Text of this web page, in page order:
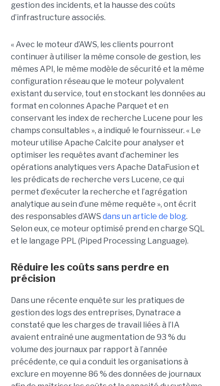
gestion des incidents, et la hausse des coûts
d’infrastructure associés.
« Avec le moteur d’AWS, les clients pourront
continuer à utiliser la même console de gestion, les
mêmes API, le même modèle de sécurité et la même
configuration réseau que le moteur polyvalent
existant du service, tout en stockant les données au
format en colonnes Apache Parquet et en
conservant les index de recherche Lucene pour les
champs consultables », a indiqué le fournisseur. « Le
moteur utilise Apache Calcite pour analyser et
optimiser les requêtes avant d’acheminer les
opérations analytiques vers Apache DataFusion et
les prédicats de recherche vers Lucene, ce qui
permet d’exécuter la recherche et l’agrégation
analytique au sein d’une même requête », ont écrit
des responsables d’AWS dans un article de blog.
Selon eux, ce moteur optimisé prend en charge SQL
et le langage PPL (Piped Processing Language).
Réduire les coûts sans perdre en
précision
Dans une récente enquête sur les pratiques de
gestion des logs des entreprises, Dynatrace a
constaté que les charges de travail liées à l’IA
avaient entraîné une augmentation de 93 % du
volume des journaux par rapport à l’année
précédente, ce qui a conduit les organisations à
exclure en moyenne 86 % des données de journaux